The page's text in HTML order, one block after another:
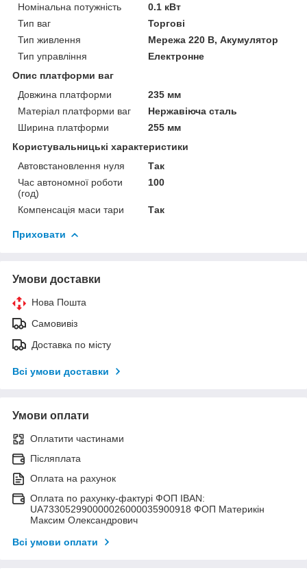
Номінальна потужність
0.1 кВт
Тип ваг
Торгові
Тип живлення
Мережа 220 В, Акумулятор
Тип управління
Електронне
Опис платформи ваг
Довжина платформи
235 мм
Матеріал платформи ваг
Нержавіюча сталь
Ширина платформи
255 мм
Користувальницькі характеристики
Автовстановлення нуля
Так
Час автономної роботи
(год)
100
Компенсація маси тари Так
Приховати
Умови доставки
Нова Пошта
Самовивіз
Доставка по місту
Всі умови доставки
Умови оплати
Оплатити частинами
Післяплата
Оплата на рахунок
Оплата по рахунку-фактурі ФОП IBAN:
UA733052990000026000035900918 ФОП Материкін
Максим Олександрович
Всі умови оплати